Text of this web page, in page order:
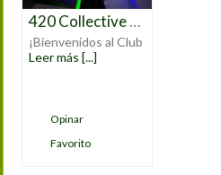
420 Collective Asociación Gregorio Marañon
¡Bienvenidos al Club
Leer más [...]
Opinar
Favorito